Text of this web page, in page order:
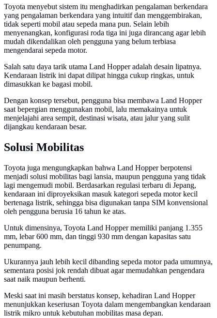
Toyota menyebut sistem itu menghadirkan pengalaman berkendara
yang pengalaman berkendara yang intuitif dan menggembirakan,
tidak seperti mobil atau sepeda mana pun. Selain lebih
menyenangkan, konfigurasi roda tiga ini juga dirancang agar lebih
mudah dikendalikan oleh pengguna yang belum terbiasa
mengendarai sepeda motor.
Salah satu daya tarik utama Land Hopper adalah desain lipatnya.
Kendaraan listrik ini dapat dilipat hingga cukup ringkas, untuk
dimasukkan ke bagasi mobil.
Dengan konsep tersebut, pengguna bisa membawa Land Hopper
saat bepergian menggunakan mobil, lalu memakainya untuk
menjelajahi area sempit, destinasi wisata, atau jalur yang sulit
dijangkau kendaraan besar.
Solusi Mobilitas
Toyota juga mengungkapkan bahwa Land Hopper berpotensi
menjadi solusi mobilitas bagi lansia, maupun pengguna yang tidak
lagi mengemudi mobil. Berdasarkan regulasi terbaru di Jepang,
kendaraan ini diproyeksikan masuk kategori sepeda motor kecil
bertenaga listrik, sehingga bisa digunakan tanpa SIM konvensional
oleh pengguna berusia 16 tahun ke atas.
Untuk dimensinya, Toyota Land Hopper memiliki panjang 1.355
mm, lebar 600 mm, dan tinggi 930 mm dengan kapasitas satu
penumpang.
Ukurannya jauh lebih kecil dibanding sepeda motor pada umumnya,
sementara posisi jok rendah dibuat agar memudahkan pengendara
saat naik maupun berhenti.
Meski saat ini masih berstatus konsep, kehadiran Land Hopper
menunjukkan keseriusan Toyota dalam mengembangkan kendaraan
listrik mikro untuk kebutuhan mobilitas masa depan.